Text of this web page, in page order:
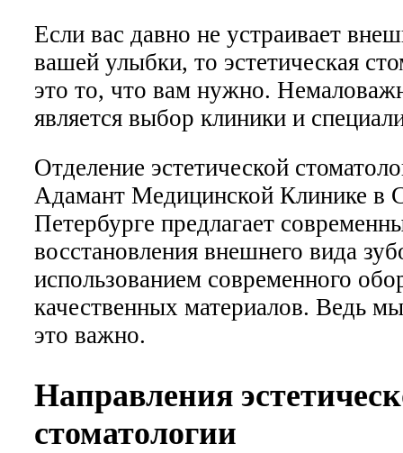
Если вас давно не устраивает
вашей улыбки, то эстетическая
это то, что вам нужно.
является выбор клиники и
Отделение эстетической
Адамант Медицинской Клинике в
Петербурге предлагает
восстановления внешнего вида
использованием современного
качественных материалов. Ведь
это важно.
Направления
стоматологии